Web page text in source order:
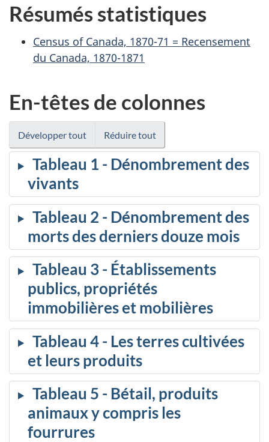
Résumés statistiques
Census of Canada, 1870-71 = Recensement
du Canada, 1870-1871
En-têtes de colonnes
Développer tout Réduire tout
Tableau 1 - Dénombrement des
vivants
Tableau 2 - Dénombrement des
morts des derniers douze mois
Tableau 3 - Établissements
publics, propriétés
immobilières et mobilières
Tableau 4 - Les terres cultivées
et leurs produits
Tableau 5 - Bétail, produits
animaux y compris les
fourrures